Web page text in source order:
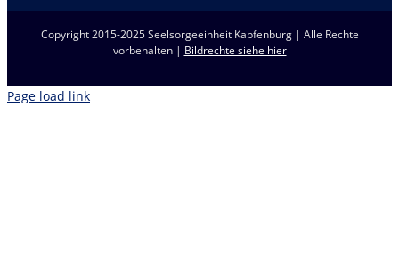
Copyright 2015-2025 Seelsorgeeinheit Kapfenburg | Alle Rechte
vorbehalten | Bildrechte siehe hier
Page load link